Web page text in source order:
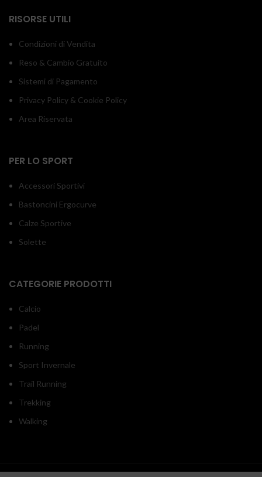
RISORSE UTILI
Condizioni di Vendita
Reso & Cambio Gratuito
Sistemi di Pagamento
Privacy Policy & Cookie Policy
Area Riservata
PER LO SPORT
Accessori Sportivi
Bastoncini Ergocurve
Calze Sportive
Solette
CATEGORIE PRODOTTI
Calcio
Padel
Running
Sport Invernale
Trail Running
Trekking
Walking